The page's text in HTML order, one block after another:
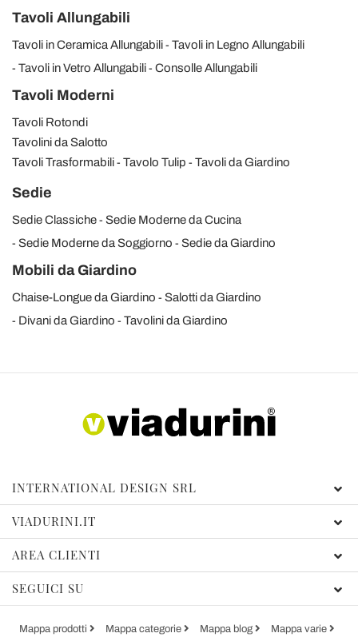
Tavoli Allungabili
Tavoli in Ceramica Allungabili
Tavoli in Legno Allungabili
Tavoli in Vetro Allungabili
Consolle Allungabili
Tavoli Moderni
Tavoli Rotondi
Tavolini da Salotto
Tavoli Trasformabili
Tavolo Tulip Tavoli da Giardino
Sedie
Sedie Classiche
Sedie Moderne da Cucina
Sedie Moderne da Soggiorno
Sedie da Giardino
Mobili da Giardino
Chaise-Longue da Giardino
Salotti da Giardino
Divani da Giardino
Tavolini da Giardino
INTERNATIONAL DESIGN SRL
VIADURINI.IT
AREA CLIENTI
SEGUICI SU
Mappa prodotti Mappa categorie Mappa blog Mappa varie